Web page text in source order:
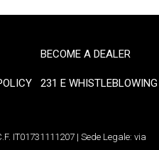
BECOME A DEALER
231 E WHISTLEBLOWING
IT01731111207 | Sede Legale: via